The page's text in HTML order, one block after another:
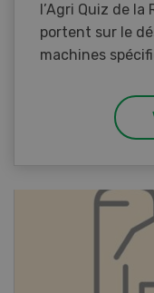
l’Agri Quiz de la
portent sur le
machines